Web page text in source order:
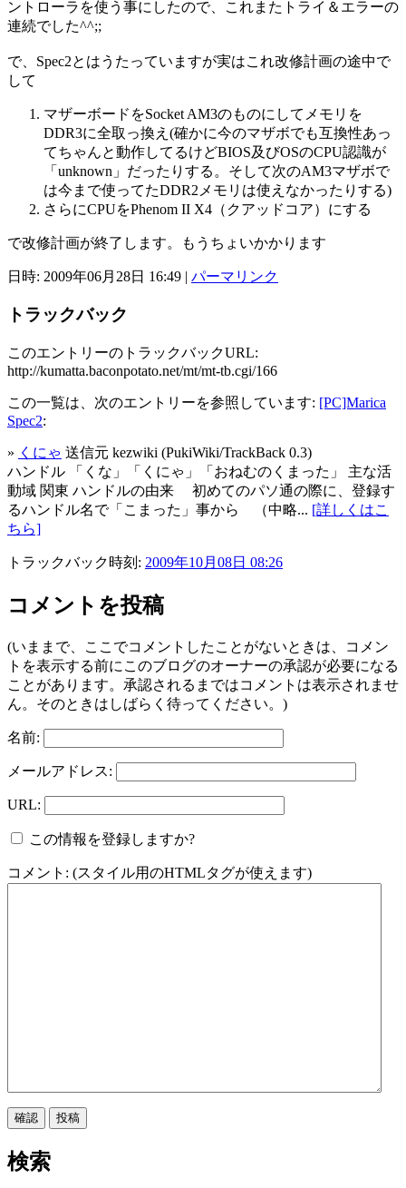
ントローラを使う事にしたので、これまたトライ＆エラーの
連続でした^^;;
で、Spec2とはうたっていますが実はこれ改修計画の途中で
して
マザーボードをSocket AM3のものにしてメモリを
DDR3に全取っ換え(確かに今のマザボでも互換性あっ
てちゃんと動作してるけどBIOS及びOSのCPU認識が
「unknown」だったりする。そして次のAM3マザボで
は今まで使ってたDDR2メモリは使えなかったりする)
さらにCPUをPhenom II X4（クアッドコア）にする
で改修計画が終了します。もうちょいかかります
日時: 2009年06月28日 16:49 | パーマリンク
トラックバック
このエントリーのトラックバックURL:
http://kumatta.baconpotato.net/mt/mt-tb.cgi/166
この一覧は、次のエントリーを参照しています: [PC]Marica
Spec2:
» くにゃ 送信元 kezwiki (PukiWiki/TrackBack 0.3)
ハンドル 「くな」「くにゃ」「おねむのくまった」 主な活
動域 関東 ハンドルの由来 初めてのパソ通の際に、登録す
るハンドル名で「こまった」事から （中略... [詳しくはこ
ちら]
トラックバック時刻: 2009年10月08日 08:26
コメントを投稿
(いままで、ここでコメントしたことがないときは、コメン
トを表示する前にこのブログのオーナーの承認が必要になる
ことがあります。承認されるまではコメントは表示されませ
ん。そのときはしばらく待ってください。)
名前:
メールアドレス:
URL:
この情報を登録しますか?
コメント: (スタイル用のHTMLタグが使えます)
検索